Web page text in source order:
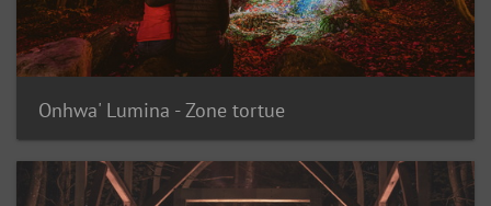
Onhwa' Lumina - Zone tortue